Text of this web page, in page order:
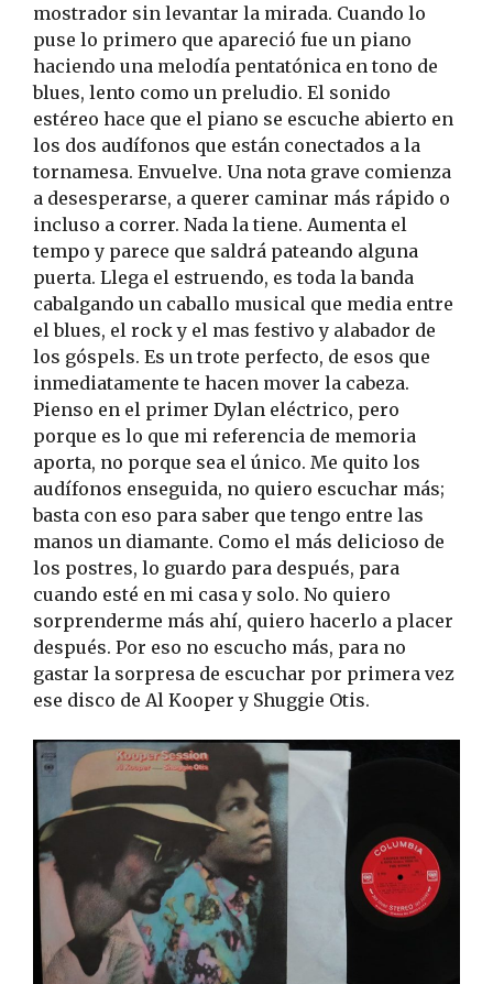
mostrador sin levantar la mirada. Cuando lo
puse lo primero que apareció fue un piano
haciendo una melodía pentatónica en tono de
blues, lento como un preludio. El sonido
estéreo hace que el piano se escuche abierto en
los dos audífonos que están conectados a la
tornamesa. Envuelve. Una nota grave comienza
a desesperarse, a querer caminar más rápido o
incluso a correr. Nada la tiene. Aumenta el
tempo y parece que saldrá pateando alguna
puerta. Llega el estruendo, es toda la banda
cabalgando un caballo musical que media entre
el blues, el rock y el mas festivo y alabador de
los góspels. Es un trote perfecto, de esos que
inmediatamente te hacen mover la cabeza.
Pienso en el primer Dylan eléctrico, pero
porque es lo que mi referencia de memoria
aporta, no porque sea el único. Me quito los
audífonos enseguida, no quiero escuchar más;
basta con eso para saber que tengo entre las
manos un diamante. Como el más delicioso de
los postres, lo guardo para después, para
cuando esté en mi casa y solo. No quiero
sorprenderme más ahí, quiero hacerlo a placer
después. Por eso no escucho más, para no
gastar la sorpresa de escuchar por primera vez
ese disco de Al Kooper y Shuggie Otis.